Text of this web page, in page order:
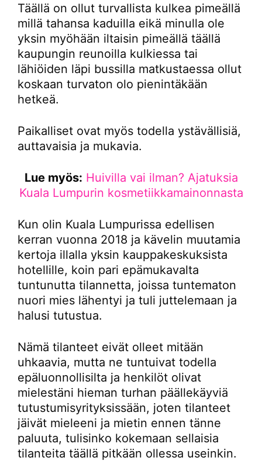
Täällä on ollut turvallista kulkea pimeällä
millä tahansa kaduilla eikä minulla ole
yksin myöhään iltaisin pimeällä täällä
kaupungin reunoilla kulkiessa tai
lähiöiden läpi bussilla matkustaessa ollut
koskaan turvaton olo pienintäkään
hetkeä.
Paikalliset ovat myös todella ystävällisiä,
auttavaisia ja mukavia.
Lue myös: Huivilla vai ilman? Ajatuksia
Kuala Lumpurin kosmetiikkamainonnasta
Kun olin Kuala Lumpurissa edellisen
kerran vuonna 2018 ja kävelin muutamia
kertoja illalla yksin kauppakeskuksista
hotellille, koin pari epämukavalta
tuntunutta tilannetta, joissa tuntematon
nuori mies lähentyi ja tuli juttelemaan ja
halusi tutustua.
Nämä tilanteet eivät olleet mitään
uhkaavia, mutta ne tuntuivat todella
epäluonnollisilta ja henkilöt olivat
mielestäni hieman turhan päällekäyviä
tutustumisyrityksissään, joten tilanteet
jäivät mieleeni ja mietin ennen tänne
paluuta, tulisinko kokemaan sellaisia
tilanteita täällä pitkään ollessa useinkin.